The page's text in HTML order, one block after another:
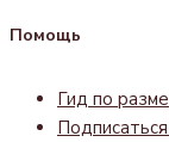
Помощь
Гид по